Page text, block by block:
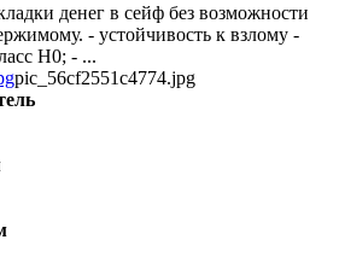
денег в сейф без возможности
- устойчивость к взлому -
Н0; - ...
pic_56cf2551c4774.jpg